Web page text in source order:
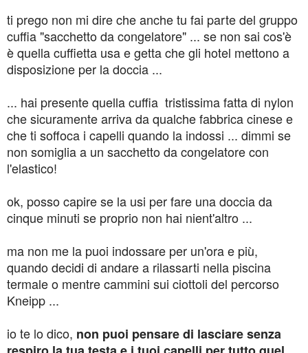
ti prego non mi dire che anche tu fai parte del gruppo
cuffia "sacchetto da congelatore" ... se non sai cos'è
è quella cuffietta usa e getta che gli hotel mettono a
disposizione per la doccia ...
... hai presente quella cuffia tristissima fatta di nylon
che sicuramente arriva da qualche fabbrica cinese e
che ti soffoca i capelli quando la indossi ... dimmi se
non somiglia a un sacchetto da congelatore con
l'elastico!
ok, posso capire se la usi per fare una doccia da
cinque minuti se proprio non hai nient'altro ...
ma non me la puoi indossare per un'ora e più,
quando decidi di andare a rilassarti nella piscina
termale o mentre cammini sui ciottoli del percorso
Kneipp ...
io te lo dico, non puoi pensare di lasciare senza